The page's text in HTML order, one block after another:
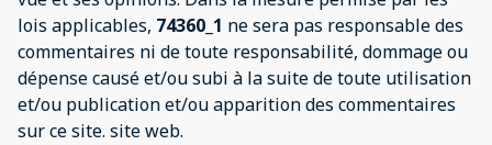
lois applicables, 74360_1 ne sera pas responsable des
commentaires ni de toute responsabilité, dommage ou
dépense causé et/ou subi à la suite de toute utilisation
et/ou publication et/ou apparition des commentaires
sur ce site. site web.